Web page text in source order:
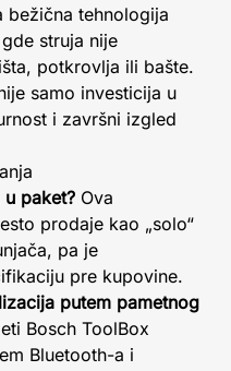
bežična tehnologija
struja nije
potkrovlja ili bašte.
samo investicija u
i završni izgled
paket? Ova
prodaje kao „solo“
pa je
pre kupovine.
putem pametnog
Bosch ToolBox
Bluetooth-a i